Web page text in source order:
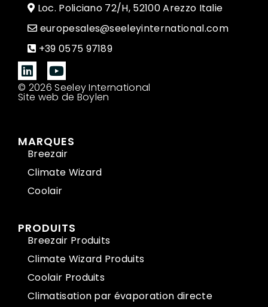
Loc. Policiano 72/H, 52100 Arezzo Italie
europesales@seeleyinternational.com
+39 0575 97189
© 2026 Seeley International
Site web de Boylen
MARQUES
Breezair
Climate Wizard
Coolair
PRODUITS
Breezair Produits
Climate Wizard Produits
Coolair Produits
Climatisation par évaporation directe